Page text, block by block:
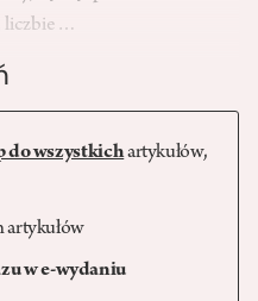
liczbie…
do wszystkichartykułów,
artykułów
w e-wydaniu